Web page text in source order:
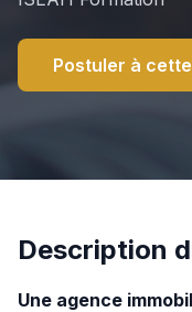
Postuler à
Description
Une agence